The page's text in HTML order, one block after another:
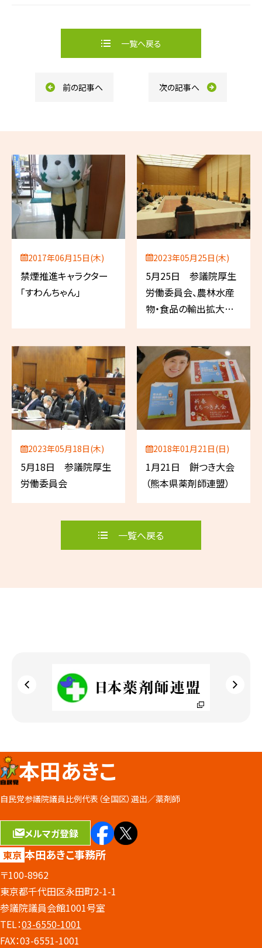
e
o
e
一覧へ戻る
前の記事へ 次の記事へ
2017年06月15日(木)
禁煙推進キャラクター
「すわんちゃん」
2023年05月25日(木)
5月25日 参議院厚生
労働委員会、農林水産
物・食品の輸出拡大関
2023年05月18日(木)
5月18日 参議院厚生
労働委員会
2018年01月21日(日)
1月21日 餅つき大会
（熊本県薬剤師連盟）
一覧へ戻る
本田あきこ
自民党参議院議員比例代表（全国区）選出／薬剤師
メルマガ登録
東京 本田あきこ事務所
〒100-8962
東京都千代田区永田町2-1-1
参議院議員会館1001号室
TEL：03-6550-1001
FAX：03-6551-1001